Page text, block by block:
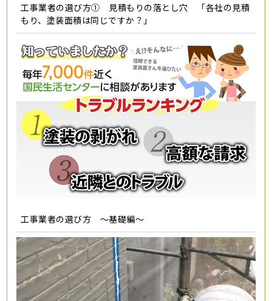
工事業者の選び方① 見積もりの落とし穴 「各社の見積
もり、塗装面積は同じですか？」
工事業者の選び方 ～基礎編～